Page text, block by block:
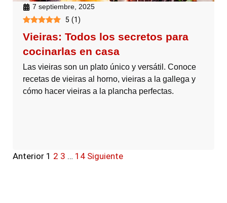
7 septiembre, 2025
5 (1)
Vieiras: Todos los secretos para
cocinarlas en casa
Las vieiras son un plato único y versátil. Conoce
recetas de vieiras al horno, vieiras a la gallega y
cómo hacer vieiras a la plancha perfectas.
Anterior 1 2 3 … 14 Siguiente